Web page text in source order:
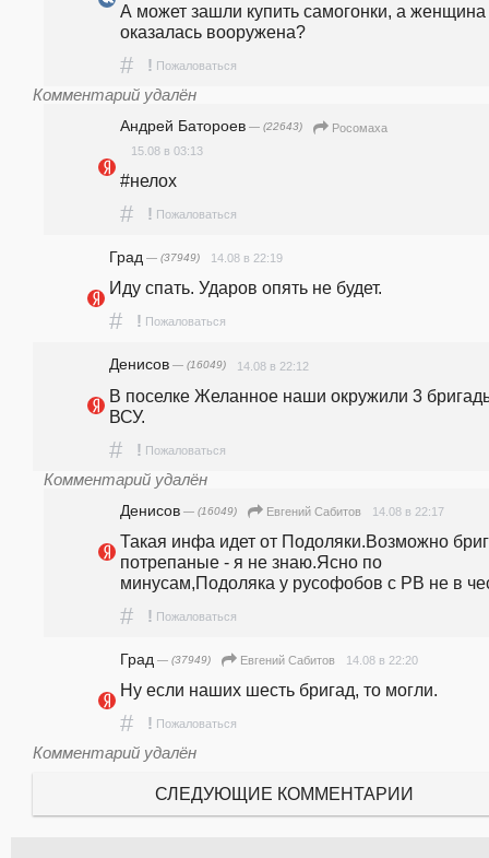
А может зашли купить самогонки, а женщина
оказалась вооружена?
# ! Пожаловаться
Комментарий удалён
Андрей Батороев — (22643)
Росомаха
15.08 в 03:13
#нелох
# ! Пожаловаться
Град — (37949) 14.08 в 22:19
Иду спать. Ударов опять не будет.
# ! Пожаловаться
Денисов — (16049) 14.08 в 22:12
В поселке Желанное наши окружили 3
ВСУ.
# ! Пожаловаться
Комментарий удалён
Денисов — (16049) Евгений Сабитов 14.08 в 22:17
Такая инфа идет от Подоляки.Возможно
потрепаные - я не знаю.Ясно по
минусам,Подоляка у русофобов с РВ не в
# ! Пожаловаться
Град — (37949) Евгений Сабитов 14.08 в 22:20
Ну если наших шесть бригад, то могли.
# ! Пожаловаться
Комментарий удалён
СЛЕДУЮЩИЕ КОММЕНТАРИИ